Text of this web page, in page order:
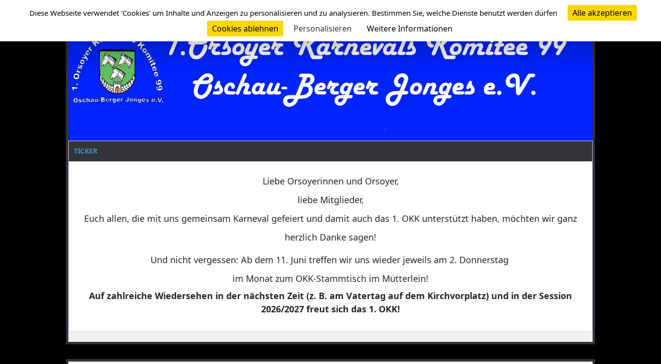
TICKER
Liebe Orsoyerinnen und Orsoyer,
liebe Mitglieder,
Euch allen, die mit uns gemeinsam Karneval gefeiert und damit auch das 1. OKK unterstützt haben, möchten wir ganz
herzlich Danke sagen!
Und nicht vergessen: Ab dem 11. Juni treffen wir uns wieder jeweils am 2. Donnerstag
im Monat zum OKK-Stammtisch im Mütterlein!
Auf zahlreiche Wiedersehen in der nächsten Zeit (z. B. am Vatertag auf dem Kirchvorplatz) und in der Session
2026/2027 freut sich das 1. OKK!
Diese Webseite verwendet 'Cookies' um Inhalte und Anzeigen zu personalisieren und zu analysieren. Bestimmen Sie, welche Dienste benutzt werden dürfen
Alle akzeptieren
Cookies ablehnen
Personalisieren Weitere Informationen